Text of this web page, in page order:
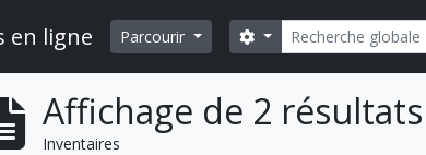
en ligne Parcourir Rechercher
Search options
Affichage de 2 résultats
Inventaires